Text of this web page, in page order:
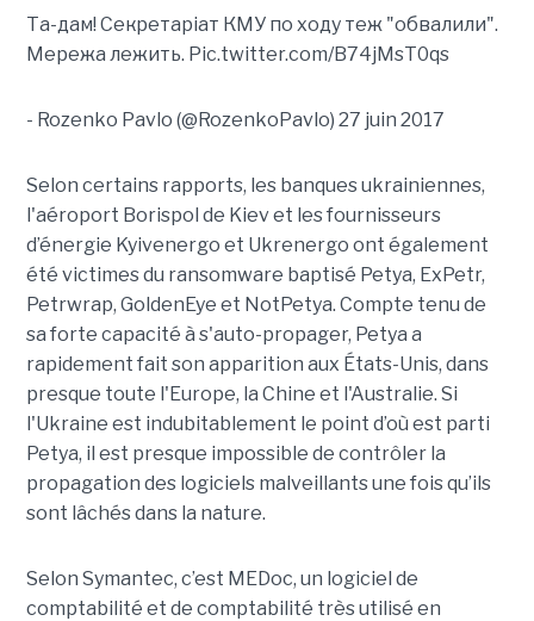
Та-дам! Секретаріат КМУ по ходу теж "обвалили".
Мережа лежить. Pic.twitter.com/B74jMsT0qs
- Rozenko Pavlo (@RozenkoPavlo) 27 juin 2017
Selon certains rapports, les banques ukrainiennes,
l'aéroport Borispol de Kiev et les fournisseurs
d’énergie Kyivenergo et Ukrenergo ont également
été victimes du ransomware baptisé Petya, ExPetr,
Petrwrap, GoldenEye et NotPetya. Compte tenu de
sa forte capacité à s'auto-propager, Petya a
rapidement fait son apparition aux États-Unis, dans
presque toute l'Europe, la Chine et l'Australie. Si
l'Ukraine est indubitablement le point d’où est parti
Petya, il est presque impossible de contrôler la
propagation des logiciels malveillants une fois qu’ils
sont lâchés dans la nature.
Selon Symantec, c’est MEDoc, un logiciel de
comptabilité et de comptabilité très utilisé en